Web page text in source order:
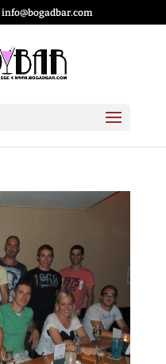
info@bogadbar.com